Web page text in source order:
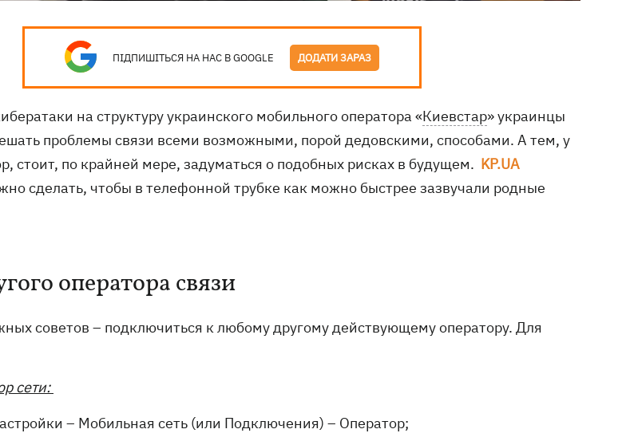
ПІДПИШІТЬСЯ НА НАС В GOOGLE ДОДАТИ ЗАРАЗ
на структуру украинского мобильного оператора «Киевстар» украинцы
проблемы связи всеми возможными, порой дедовскими, способами. А тем, у
стоит, по крайней мере, задуматься о подобных рисках в будущем. KP.UA
сделать, чтобы в телефонной трубке как можно быстрее зазвучали родные
оператора связи
советов – подключиться к любому другому действующему оператору. Для
сети:
– Мобильная сеть (или Подключения) – Оператор;